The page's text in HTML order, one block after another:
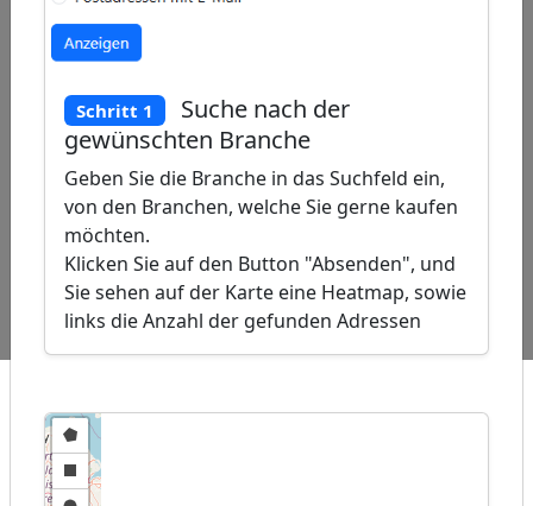
Beliebte
Abfragen:
Adressen Kirmes-
Fahrgeschäftbetreiber
Adressen
Farbenhersteller
Schritt 1
Suche nach der
gewünschten Branche
Geben Sie die Branche in das Suchfeld ein,
von den Branchen, welche Sie gerne kaufen
möchten.
Klicken Sie auf den Button "Absenden", und
Sie sehen auf der Karte eine Heatmap, sowie
links die Anzahl der gefunden Adressen